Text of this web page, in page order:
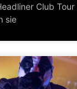
Club
sie